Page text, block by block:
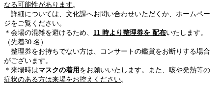
なる可能性があります 。
詳細については、文化課へお問い合わせいただくか、ホームペー
ジをご覧ください。
＊会場の混雑を避けるため、 11 時より整理券を 配布いたします。
（先着30 名）
整理券をお持ちでない方は、コンサートの鑑賞をお断りする場合
がございます。
＊来場時はマスクの着用 をお願いいたします。また、 咳や発熱等の
症状のある方は来場をお控えください。